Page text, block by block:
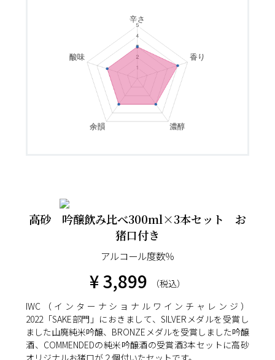
高砂 吟醸飲み比べ300ml×3本セット お
猪口付き
アルコール度数％
¥ 3,899
（税込）
IWC（インターナショナルワインチャレンジ）
2022「SAKE部門」におきまして、SILVERメダルを受賞し
ました山廃純米吟醸、BRONZEメダルを受賞しました吟醸
酒、COMMENDEDの純米吟醸酒の受賞酒3本セットに高砂
オリジナルお猪口が２個付いたセットです。